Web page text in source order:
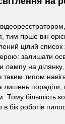
тим гірше він
цілий
залишати
лампу на
типом
лишень
Тому більшість
в бік роботів